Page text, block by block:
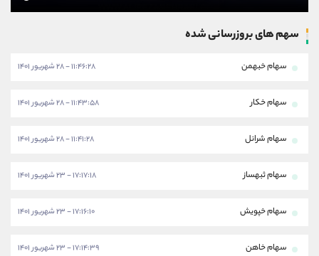
سهم های بروزرسانی شده
سهام خبهمن ۱۱:۴۶:۲۸ - ۲۸ شهریور ۱۴۰۱
سهام خکار ۱۱:۴۳:۵۸ - ۲۸ شهریور ۱۴۰۱
سهام شرانل ۱۱:۴۱:۲۸ - ۲۸ شهریور ۱۴۰۱
سهام ثبهساز ۱۷:۱۷:۱۸ - ۲۳ شهریور ۱۴۰۱
سهام خپویش ۱۷:۱۶:۱۰ - ۲۳ شهریور ۱۴۰۱
سهام خاهن ۱۷:۱۴:۳۹ - ۲۳ شهریور ۱۴۰۱